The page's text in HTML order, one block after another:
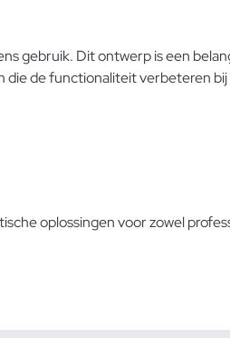
gebruik. Dit ontwerp is een
de functionaliteit verbeteren
oplossingen voor zowel